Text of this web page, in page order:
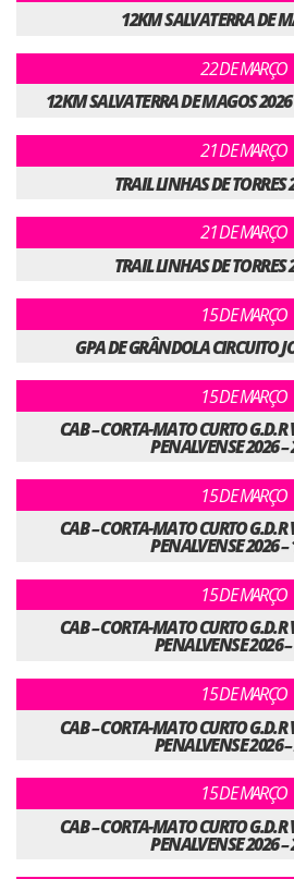
12KM SALVATERRA DE
22 DE MARÇO
12KM SALVATERRA DE MAGOS
21 DE MARÇO
TRAIL LINHAS DE
21 DE MARÇO
TRAIL LINHAS DE
15 DE MARÇO
GPA DE GRÂNDOLA CIRCUITO
15 DE MARÇO
CAB – CORTA-MATO CURTO G.D.R
PENALVENSE 2026
15 DE MARÇO
CAB – CORTA-MATO CURTO G.D.R
PENALVENSE 2026
15 DE MARÇO
CAB – CORTA-MATO CURTO G.D.R
PENALVENSE 2026
15 DE MARÇO
CAB – CORTA-MATO CURTO G.D.R
PENALVENSE 2026
15 DE MARÇO
CAB – CORTA-MATO CURTO G.D.R
PENALVENSE 2026